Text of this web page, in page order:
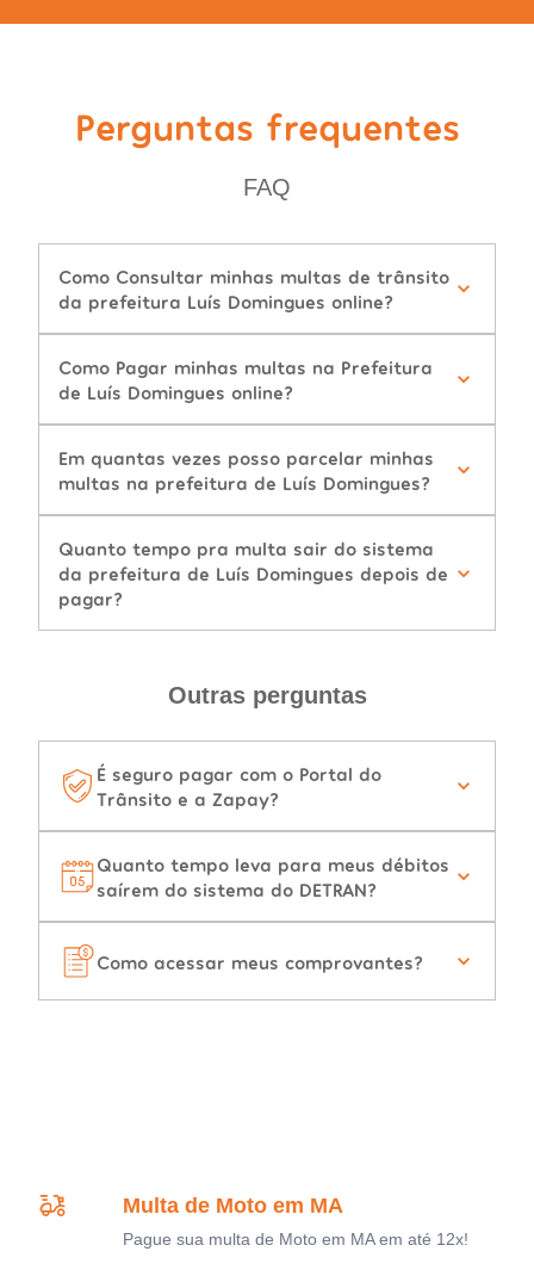
Perguntas frequentes
FAQ
Como Consultar minhas multas de trânsito
da prefeitura Luís Domingues online?
Como Pagar minhas multas na Prefeitura
de Luís Domingues online?
Em quantas vezes posso parcelar minhas
multas na prefeitura de Luís Domingues?
Quanto tempo pra multa sair do sistema
da prefeitura de Luís Domingues depois de
pagar?
Outras perguntas
É seguro pagar com o Portal do
Trânsito e a Zapay?
Quanto tempo leva para meus débitos
saírem do sistema do DETRAN?
Como acessar meus comprovantes?
Multa de Moto em MA
Pague sua multa de Moto em MA em até 12x!